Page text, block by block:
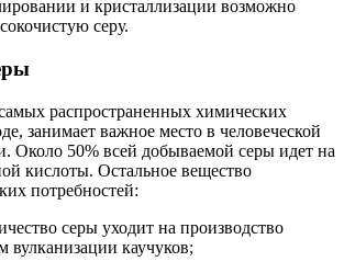
и кристаллизации возможно
серу.
распространенных химических
занимает важное место в человеческой
Около 50% всей добываемой серы идет на
кислоты. Остальное вещество
потребностей:
серы уходит на производство
вулканизации каучуков;